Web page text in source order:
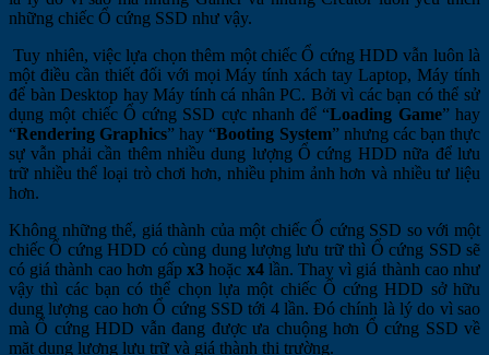
những chiếc Ổ cứng SSD như vậy.
Tuy nhiên, việc lựa chọn thêm một chiếc Ổ cứng HDD vẫn luôn là
một điều cần thiết đối với mọi Máy tính xách tay Laptop, Máy tính
để bàn Desktop hay Máy tính cá nhân PC. Bởi vì các bạn có thể sử
dụng một chiếc Ổ cứng SSD cực nhanh để “Loading Game” hay
“Rendering Graphics” hay “Booting System” nhưng các bạn thực
sự vẫn phải cần thêm nhiều dung lượng Ổ cứng HDD nữa để lưu
trữ nhiều thể loại trò chơi hơn, nhiều phim ảnh hơn và nhiều tư liệu
hơn.
Không những thế, giá thành của một chiếc Ổ cứng SSD so với một
chiếc Ổ cứng HDD có cùng dung lượng lưu trữ thì Ổ cứng SSD sẽ
có giá thành cao hơn gấpx3 hoặc x4lần. Thay vì giá thành cao như
vậy thì các bạn có thể chọn lựa một chiếc Ổ cứng HDD sở hữu
dung lượng cao hơn Ổ cứng SSD tới 4 lần. Đó chính là lý do vì sao
mà Ổ cứng HDD vẫn đang được ưa chuộng hơn Ổ cứng SSD về
mặt dung lượng lưu trữ và giá thành thị trường.